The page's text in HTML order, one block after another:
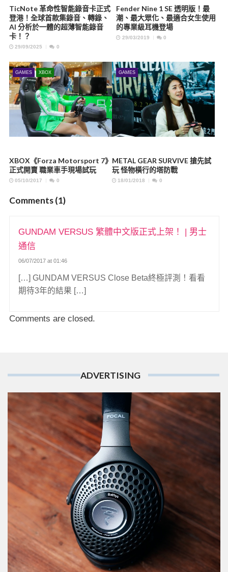
TicNote 革命性智能錄音卡正式
登港！全球首款集錄音、轉錄、
AI 分析於一體的超薄智能錄音
卡！？
29/09/2025 0
Fender Nine 1 SE 透明版！最
潮、最大眾化、最適合女生使用
的專業級耳機登場
29/03/2019 0
GAMES XBOX
XBOX《Forza Motorsport 7》
正式開賣 職業車手現場試玩
05/10/2017 0
GAMES
METAL GEAR SURVIVE 搶先試
玩 怪物橫行的塔防戰
18/01/2018 0
Comments (1)
GUNDAM VERSUS 繁體中文版正式上架！ | 男士
通信
06/07/2017 at 01:46
[…] GUNDAM VERSUS Close Beta終極評測！看看
期待3年的結果 […]
Comments are closed.
ADVERTISING